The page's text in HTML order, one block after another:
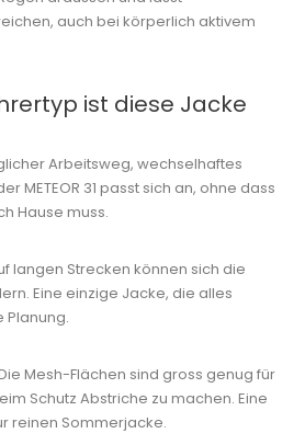
auch bei körperlich aktivem
ist diese Jacke
Arbeitsweg, wechselhaftes
METEOR 31 passt sich an, ohne dass
Hause muss.
langen Strecken können sich die
Eine einzige Jacke, die alles
Planung.
Mesh-Flächen sind gross genug für
Schutz Abstriche zu machen. Eine
reinen Sommerjacke.